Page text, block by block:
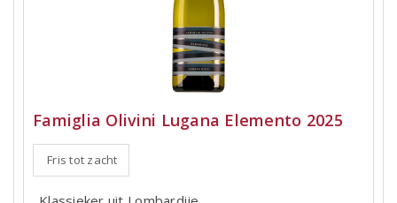
Famiglia Olivini Lugana Elemento 2025
Fris tot zacht